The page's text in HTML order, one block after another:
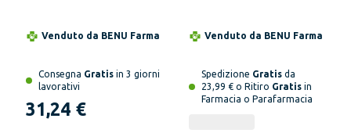
Venduto da BENU Farma
Consegna Gratis in 3 giorni
lavorativi
31,24 €
stanchezza e
fornitura fino a 4 mesi
Venduto da BENU Farma
Spedizione Gratis da
23,99 € o Ritiro Gratis in
Farmacia o Parafarmacia